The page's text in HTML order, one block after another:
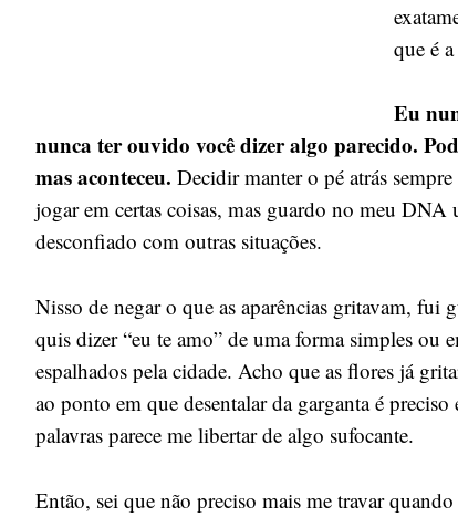
que é
Eu
nunca ter ouvido você dizer algo parecido.
mas aconteceu. Decidir manter o pé atrás
jogar em certas coisas, mas guardo no meu DNA
desconfiado com outras situações.
Nisso de negar o que as aparências gritavam, fui
quis dizer “eu te amo” de uma forma simples ou
espalhados pela cidade. Acho que as flores já
ao ponto em que desentalar da garganta é
palavras parece me libertar de algo sufocante.
Então, sei que não preciso mais me travar